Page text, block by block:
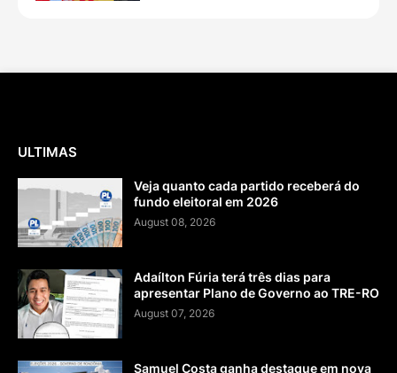
ULTIMAS
Veja quanto cada partido receberá do
fundo eleitoral em 2026
August 08, 2026
Adaílton Fúria terá três dias para
apresentar Plano de Governo ao TRE-RO
August 07, 2026
Samuel Costa ganha destaque em nova